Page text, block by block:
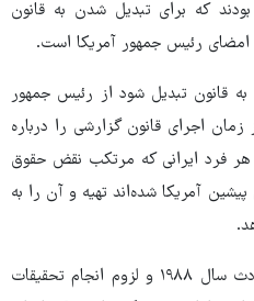
که برای تبدیل شدن به قانون
رئیس جمهور آمریکا است.
صورتی که به قانون تبدیل شود از رئیس جمهور
تا طی ۲۷۰ روز از زمان اجرای قانون گزارشی را درباره
هر فرد ایرانی که مرتکب نقض حقوق
آمریکا شده‌اند تهیه و آن را به
این طرح که برای اولین بار به حوادث سال ۱۹۸۸ و لزوم انجام تحقیقات